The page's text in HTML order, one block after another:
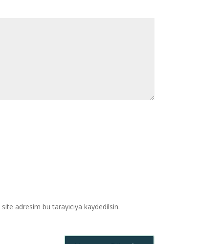
adresim bu tarayıcıya kaydedilsin.